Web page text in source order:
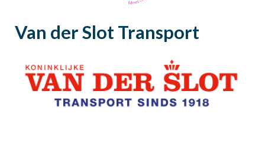
Van der Slot Transport